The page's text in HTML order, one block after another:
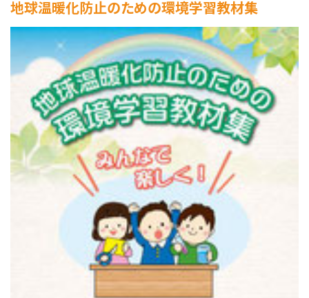
地球温暖化防止のための環境学習教材集